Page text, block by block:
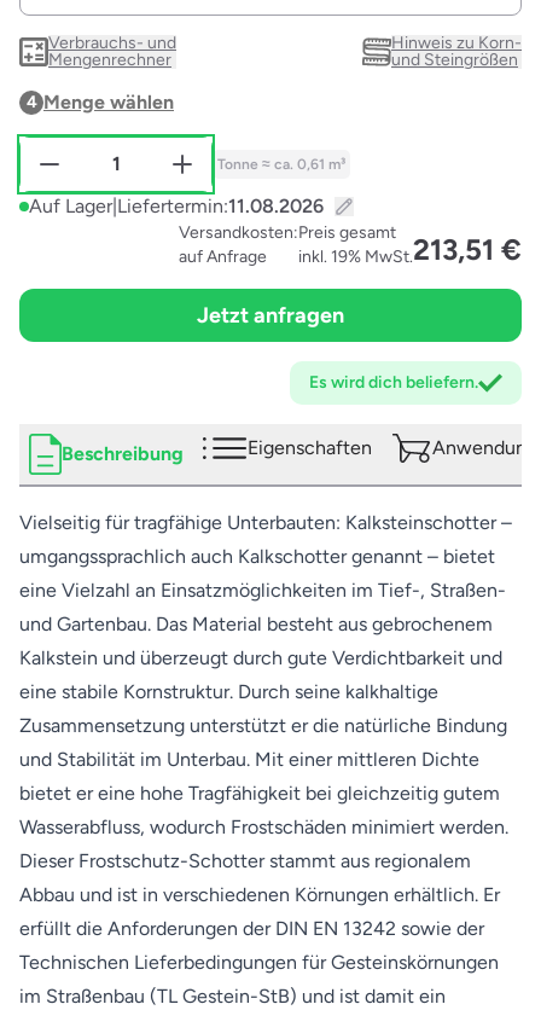
Verbrauchs- und
Mengenrechner
Hinweis zu Korn-
und Steingrößen
4 Menge wählen
Tonne ≈ ca. 0,61 m³
Auf Lager|Liefertermin:
Versandkosten:
auf Anfrage
Preis gesamt
inkl. 19% MwSt.213,51 €
Jetzt anfragen
Es wird dichbeliefern.
Beschreibung Eigenschaften
Vielseitig für tragfähige Unterbauten: Kalksteinschotter –
umgangssprachlich auch Kalkschotter genannt – bietet
eine Vielzahl an Einsatzmöglichkeiten im Tief-, Straßen-
und Gartenbau. Das Material besteht aus gebrochenem
Kalkstein und überzeugt durch gute Verdichtbarkeit und
eine stabile Kornstruktur. Durch seine kalkhaltige
Zusammensetzung unterstützt er die natürliche Bindung
und Stabilität im Unterbau. Mit einer mittleren Dichte
bietet er eine hohe Tragfähigkeit bei gleichzeitig gutem
Wasserabfluss, wodurch Frostschäden minimiert werden.
Dieser Frostschutz-Schotter stammt aus regionalem
Abbau und ist in verschiedenen Körnungen erhältlich. Er
erfüllt die Anforderungen der DIN EN 13242 sowie der
Technischen Lieferbedingungen für Gesteinskörnungen
im Straßenbau (TL Gestein-StB) und ist damit ein